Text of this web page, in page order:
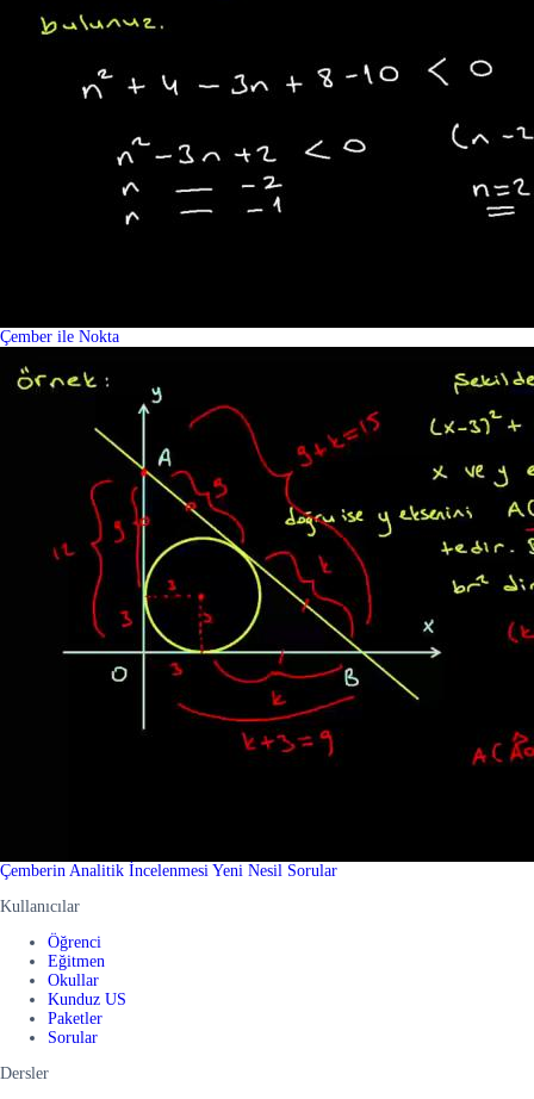
Çember ile Nokta
Çemberin Analitik İncelenmesi Yeni Nesil Sorular
Kullanıcılar
Öğrenci
Eğitmen
Okullar
Kunduz US
Paketler
Sorular
Dersler